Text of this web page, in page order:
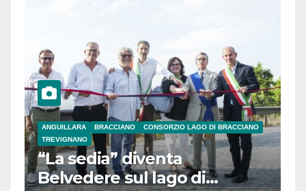
ANGUILLARA BRACCIANO
CONSORZIO LAGO DI BRACCIANO
TREVIGNANO
“La sedia” diventa
Belvedere sul lago di